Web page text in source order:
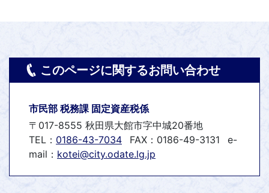
このページに関するお問い合わせ
市民部 税務課 固定資産税係
〒017-8555 秋田県大館市字中城20番地
TEL： 0186-43-7034 FAX：0186-49-3131
e-
mail： kotei@city.odate.lg.jp